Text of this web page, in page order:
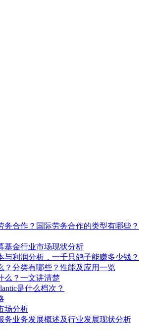
务合作？国际劳务合作的类型有哪些？
基金行业市场现状分析
与利润分析，一千只鸽子能赚多少钱？
？分类有哪些？性能及应用一览
么？一文讲清楚
是什么档次？
场分析
务业务发展概述及行业发展现状分析